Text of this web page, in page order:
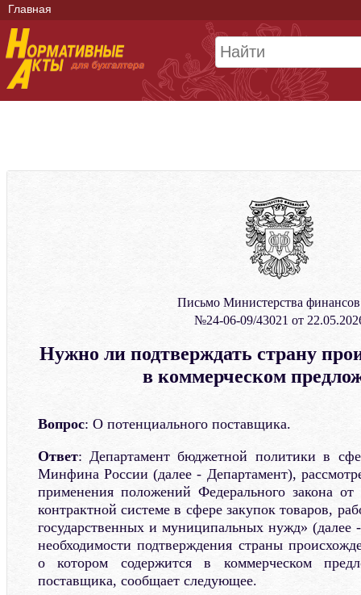
Главная
Письмо Министерства
№24-06-09/43021 от
Нужно ли подтверждать страну
в коммерческом
Вопрос: О потенциального поставщика.
Ответ: Департамент бюджетной политики в
Минфина России (далее - Департамент),
применения положений Федерального закона
контрактной системе в сфере закупок товаров,
государственных и муниципальных нужд»
необходимости подтверждения страны
о котором содержится в коммерческом
поставщика, сообщает следующее.